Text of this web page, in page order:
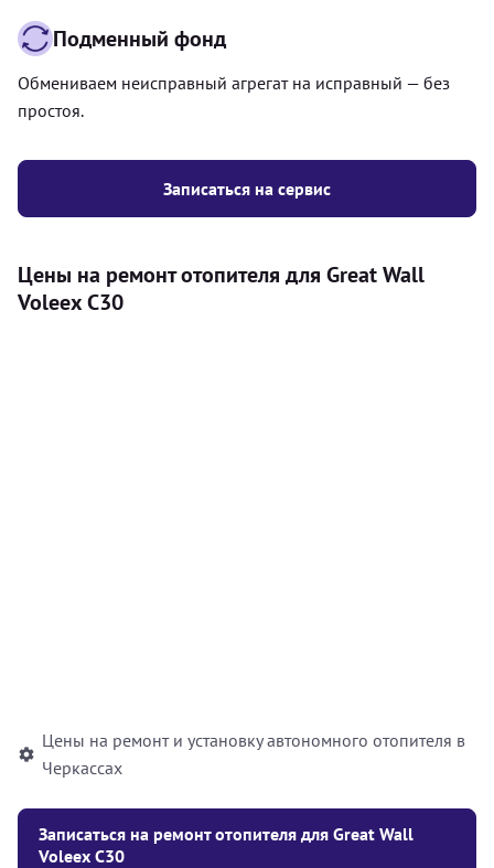
Записаться на сервис
Подменный фонд
Обмениваем неисправный агрегат на исправный — без
простоя.
Цены на ремонт отопителя для Great Wall
Voleex C30
Цены на ремонт и установку автономного отопителя в
Черкассах
Записаться на ремонт отопителя для Great Wall
Voleex C30